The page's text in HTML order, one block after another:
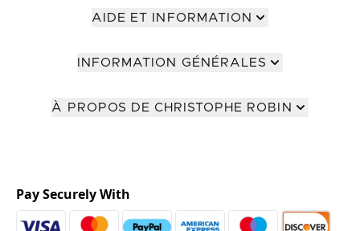
AIDE ET INFORMATION
INFORMATION GÉNÉRALES
À PROPOS DE CHRISTOPHE ROBIN
Pay Securely With